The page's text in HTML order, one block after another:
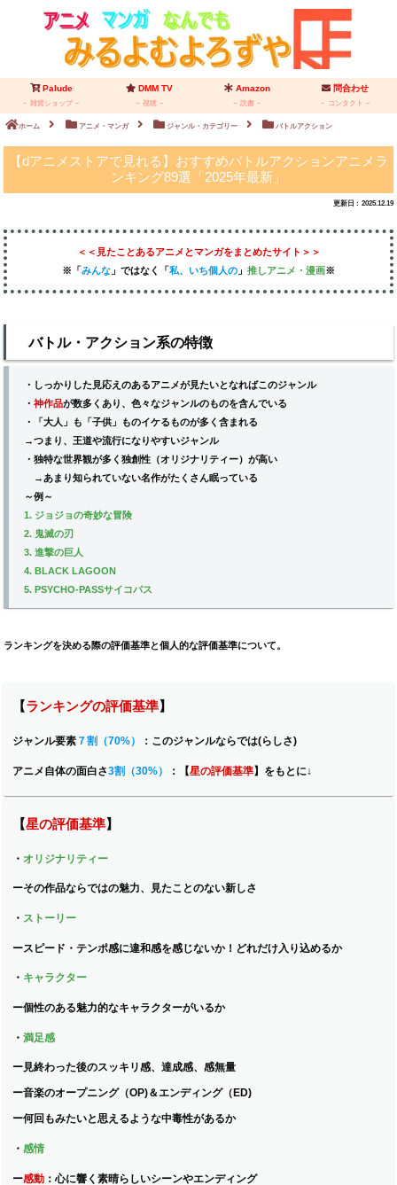
Palude
雑貨ショップ
DMM TV
視聴
Amazon
読書
問合わせ
コンタクト
ホーム アニメ・マンガ ジャンル・カテゴリー バトルアクション
【dアニメストアで見れる】おすすめバトルアクションアニメラ
ンキング89選「2025年最新」
2025.12.19
＜＜見たことあるアニメとマンガをまとめたサイト＞＞
※「みんな 」 ではなく 「私、いち個人の 」 推しアニメ ・漫画※
バトル・アクション系の特徴
・しっかりした見応えのあるアニメが見たいとなればこのジャンル
・ 神作品が数多くあり、色々なジャンルのものを含んでいる
・「大人」も「子供」ものイケるものが多く含まれる
→つまり、王道や流行になりやすいジャンル
・独特な世界観が多く独創性（オリジナリティー）が高い
→あまり知られていない名作がたくさん眠っている
～例～
1. ジョジョの奇妙な冒険
2. 鬼滅の刃
3. 進撃の巨人
4. BLACK LAGOON
5. PSYCHO-PASSサイコパス
ランキングを決める際の評価基準と個人的な評価基準について。
【ランキングの評価基準】
ジャンル要素 ７割（70%） ： このジャンルならでは(らしさ)
アニメ自体の面白さ3割（30%） ：【星の評価基準】をもとに↓
【星の評価基準】
・ オリジナリティー
ーその作品ならではの魅力、見たことのない新しさ
・ ストーリー
ースピード・テンポ感に違和感を感じないか！どれだけ入り込めるか
・ キャラクター
ー個性のある魅力的なキャラクターがいるか
・満足感
ー見終わった後のスッキリ感、達成感、感無量
ー音楽のオープニング（OP)＆エンディング（ED)
ー何回もみたいと思えるような中毒性があるか
・感情
ー感動 ：心に響く素晴らしいシーンやエンディング